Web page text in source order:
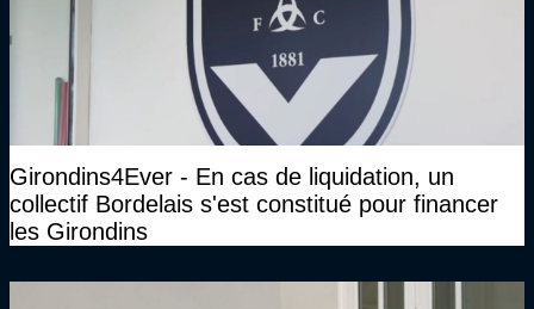
Girondins4Ever - En cas de liquidation, un
collectif Bordelais s'est constitué pour financer
les Girondins